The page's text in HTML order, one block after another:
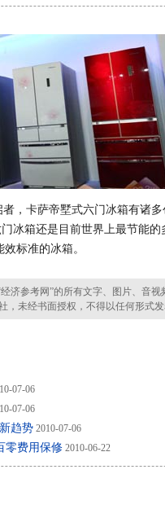
，卡萨帝墅式六门冰箱有诸
门冰箱还是目前世界上最节
标准的冰箱。
参考网”的所有文字、图片、音视
，未经书面授权，不得以任何形式
07-06
07-06
趋势 2010-07-06
零费用保修 2010-06-22